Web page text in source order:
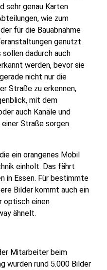
sehr genau Karten
wie zum
für die Bauabnahme
genutzt
sollen dadurch auch
werden, bevor sie
nicht nur die
Straße zu erkennen,
mit dem
auch Kanäle und
Straße sorgen
ein orangenes Mobil
einholt. Das fährt
in Essen. Für bestimmte
Bilder kommt auch ein
optisch einen
ähnelt.
Mitarbeiter beim
wurden rund 5.000 Bilder